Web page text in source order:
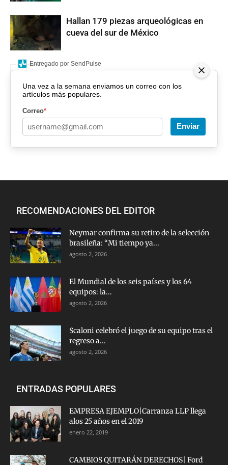
Hallan 179 piezas arqueológicas en
cueva del sur de México
Una vez a la semana enviamos un correo con los
artículos más populares.
Correo*
Enviar
Entregado por SendPulse
RECOMENDACIONES DEL EDITOR
Neymar confirma su retiro de la selección
brasileña: “Mi tiempo ya...
agosto 2, 2026
El Mundial de los seis países y los 64
equipos: la...
agosto 2, 2026
Scaloni celebró el juego de su equipo tras el
regreso a...
agosto 2, 2026
ENTRADAS POPULARES
EMPRESA EJEMPLO|Carranza LLP llega
alos 25 años en el 2019
enero 22, 2019
CAMBIOS QUITARÁN DERECHOS| Ford